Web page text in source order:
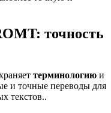
точность
терминологию и
и точные переводы для
текстов..